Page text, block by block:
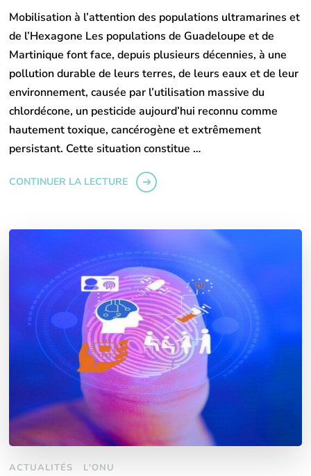
Mobilisation à l’attention des populations ultramarines et
de l’Hexagone Les populations de Guadeloupe et de
Martinique font face, depuis plusieurs décennies, à une
pollution durable de leurs terres, de leurs eaux et de leur
environnement, causée par l’utilisation massive du
chlordécone, un pesticide aujourd’hui reconnu comme
hautement toxique, cancérogène et extrêmement
persistant. Cette situation constitue …
CONTINUER LA LECTURE
ACTUALITÉS L'ONU